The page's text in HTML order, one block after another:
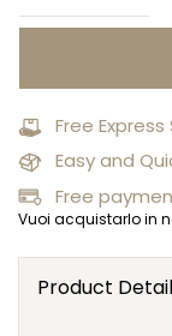
Free
Easy and
Free
Vuoi acquistarlo in
Product